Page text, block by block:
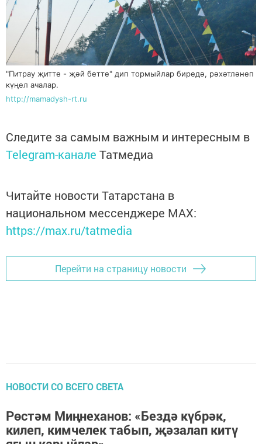
"Питрау җитте - җәй бетте" дип тормыйлар биредә, рәхәтләнеп
күңел ачалар.
http://mamadysh-rt.ru
Следите за самым важным и интересным в
Telegram-канале Татмедиа
Читайте новости Татарстана в
национальном мессенджере MАХ:
https://max.ru/tatmedia
Перейти на страницу новости
НОВОСТИ СО ВСЕГО СВЕТА
Рөстәм Миңнеханов: «Бездә күбрәк,
килеп, кимчелек табып, җәзалап китү